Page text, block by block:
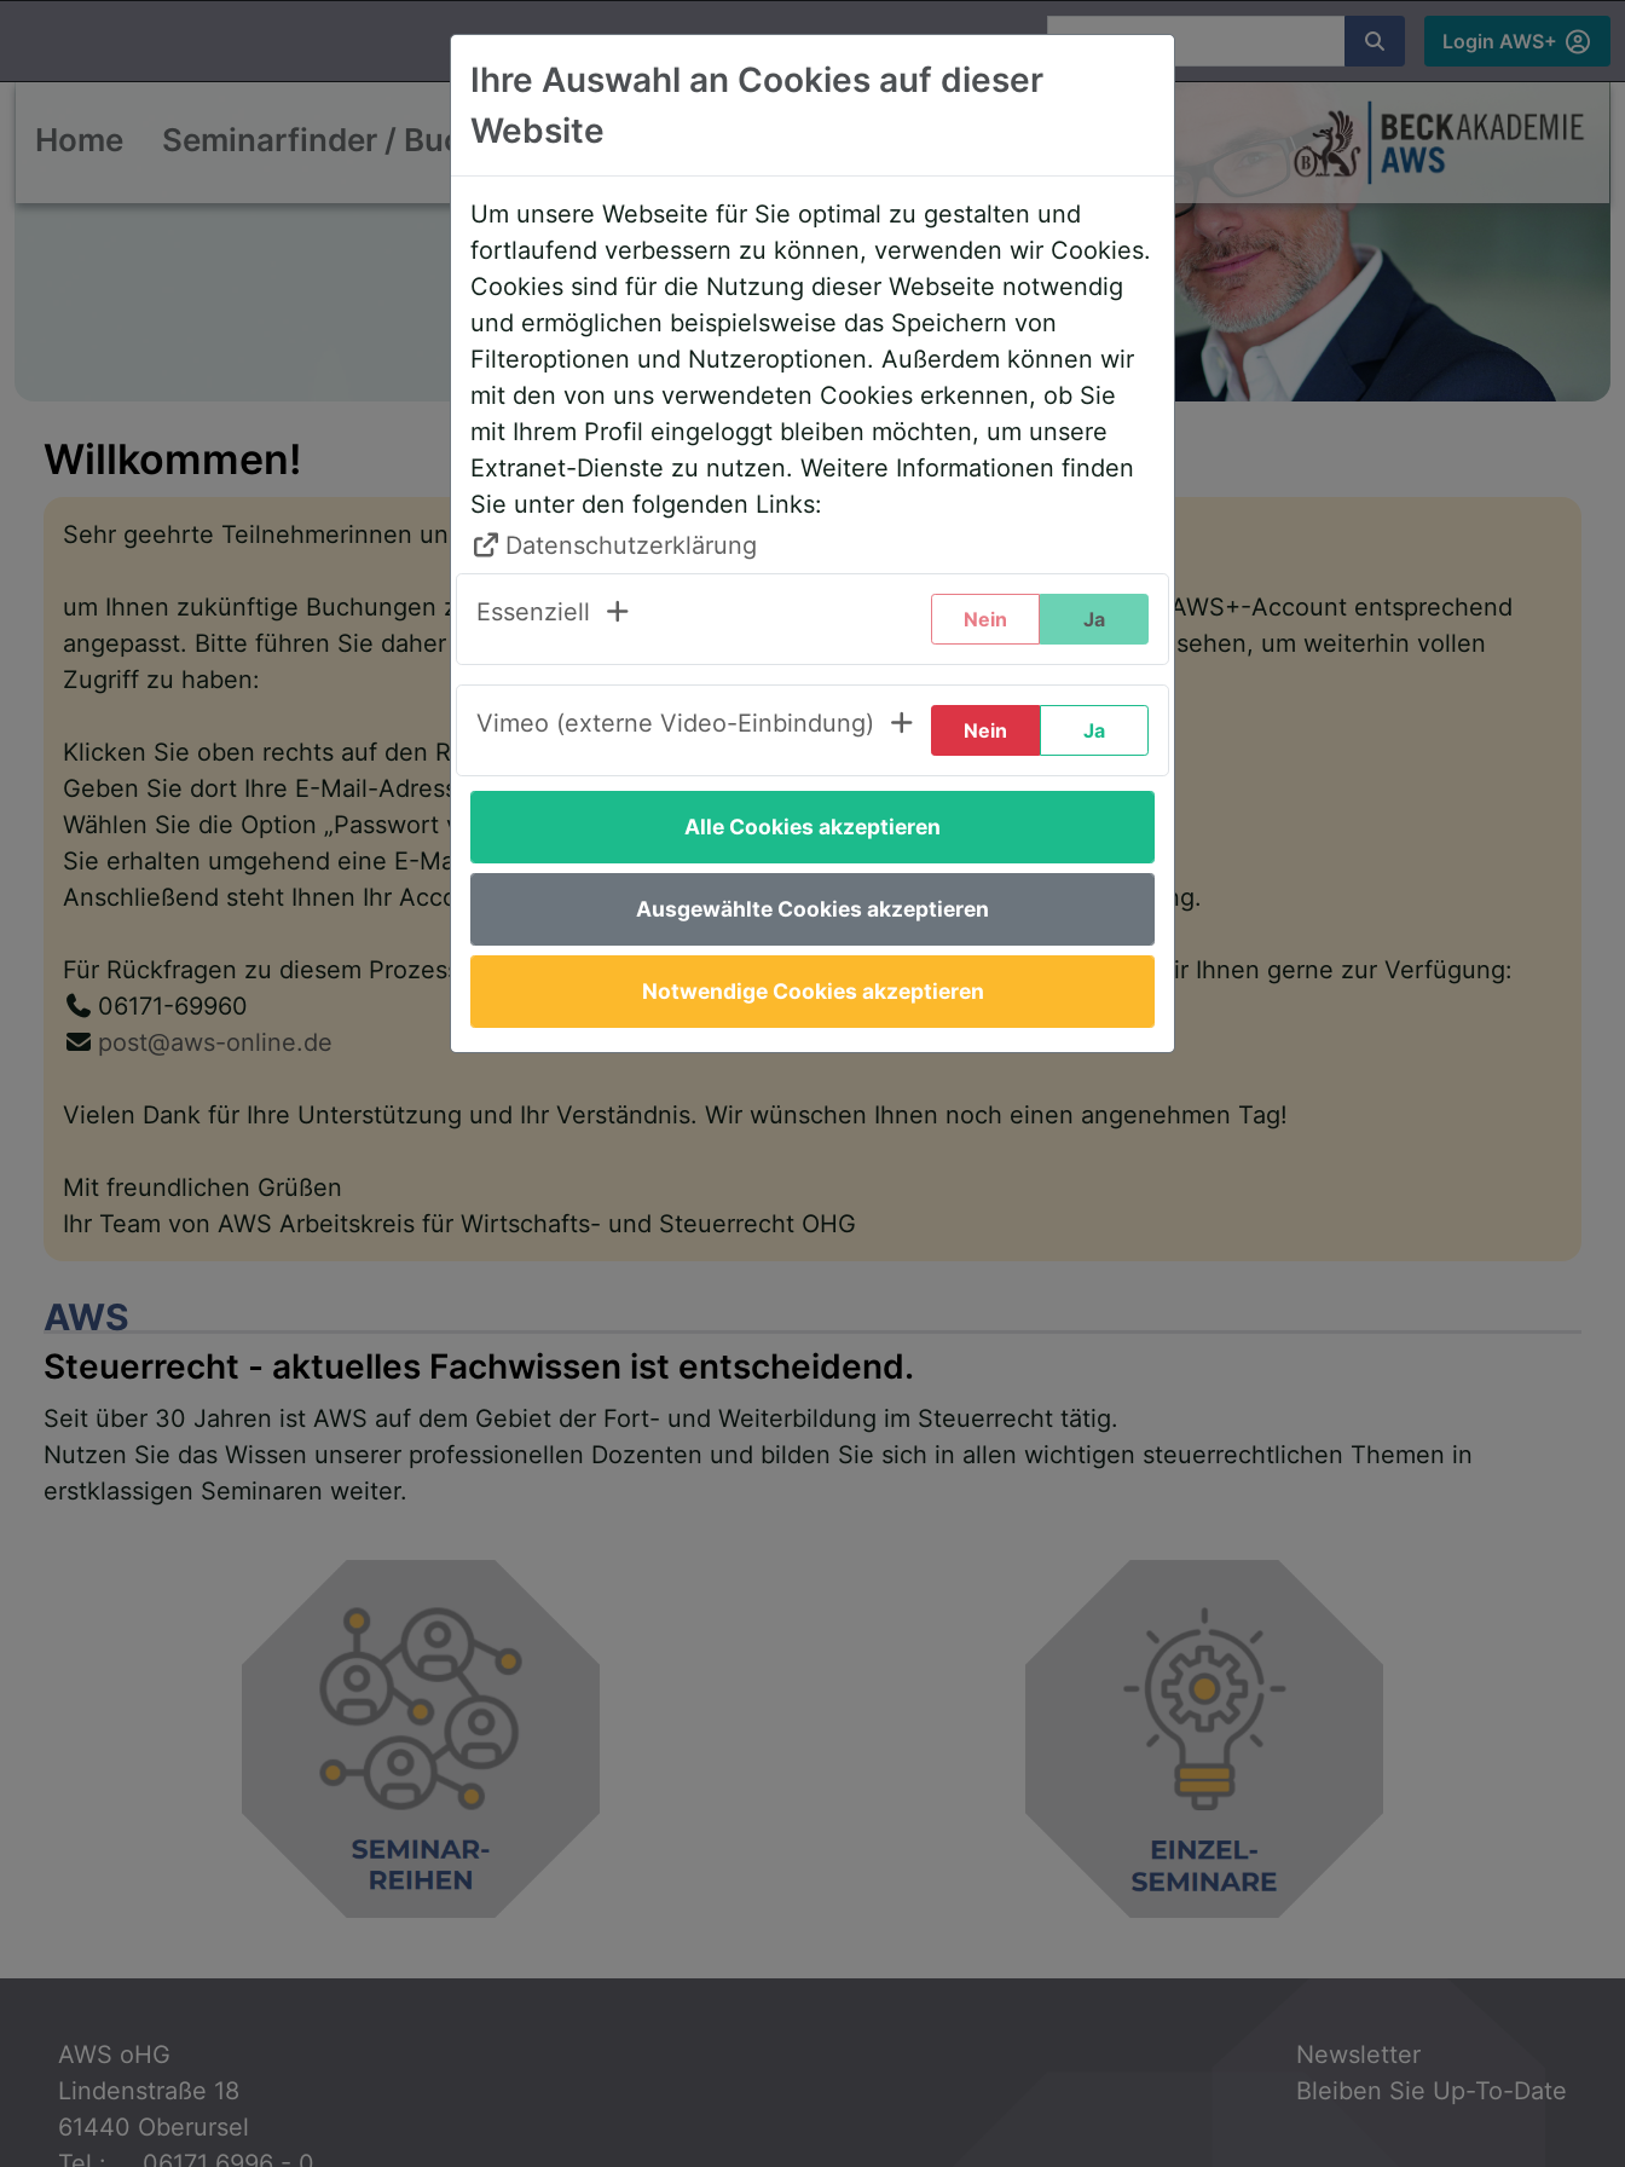
Suchen Login AWS+
Home Seminarfinder / Buchen Referenten
Willkommen!
Sehr geehrte Teilnehmerinnen und Teilnehmer,
um Ihnen zukünftige Buchungen zu erleichtern, haben wir unser System umstrukturiert und den AWS+-Account entsprechend
angepasst. Bitte führen Sie daher folgende Schritte durch, wenn Sie diesen Text zum ersten Mal sehen, um weiterhin vollen
Zugriff zu haben:
Klicken Sie oben rechts auf den Reiter „LOGIN AWS+“.
Geben Sie dort Ihre E-Mail-Adresse ein.
Wählen Sie die Option „Passwort vergessen“.
Sie erhalten umgehend eine E-Mail mit einem Link, um ein neues Passwort festzulegen.
Anschließend steht Ihnen Ihr Account wie gewohnt – nun im neuen Design – wieder zur Verfügung.
Für Rückfragen zu diesem Prozess, zu unseren Seminaren, Abläufen oder der Buchung stehen wir Ihnen gerne zur Verfügung:
06171-69960
post@aws-online.de
Vielen Dank für Ihre Unterstützung und Ihr Verständnis. Wir wünschen Ihnen noch einen angenehmen Tag!
Mit freundlichen Grüßen
Ihr Team von AWS Arbeitskreis für Wirtschafts- und Steuerrecht OHG
AWS
Steuerrecht - aktuelles Fachwissen ist entscheidend.
Seit über 30 Jahren ist AWS auf dem Gebiet der Fort- und Weiterbildung im Steuerrecht tätig.
Nutzen Sie das Wissen unserer professionellen Dozenten und bilden Sie sich in allen wichtigen steuerrechtlichen Themen in
erstklassigen Seminaren weiter.
AWS oHG
Lindenstraße 18
61440 Oberursel
Newsletter
Bleiben Sie Up-To-Date
Ihre Auswahl an Cookies auf dieser
Website
Um unsere Webseite für Sie optimal zu gestalten und
fortlaufend verbessern zu können, verwenden wir Cookies.
Cookies sind für die Nutzung dieser Webseite notwendig
und ermöglichen beispielsweise das Speichern von
Filteroptionen und Nutzeroptionen. Außerdem können wir
mit den von uns verwendeten Cookies erkennen, ob Sie
mit Ihrem Profil eingeloggt bleiben möchten, um unsere
Extranet-Dienste zu nutzen. Weitere Informationen finden
Sie unter den folgenden Links:
Datenschutzerklärung
Essenziell Nein Ja
Vimeo (externe Video-Einbindung) Nein Ja
Alle Cookies akzeptieren
Ausgewählte Cookies akzeptieren
Notwendige Cookies akzeptieren